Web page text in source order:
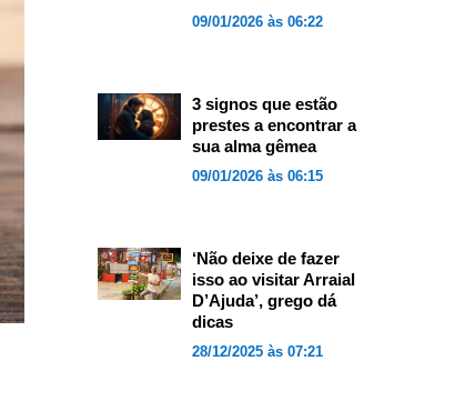
09/01/2026 às 06:22
3 signos que estão
prestes a encontrar a
sua alma gêmea
09/01/2026 às 06:15
‘Não deixe de fazer
isso ao visitar Arraial
D’Ajuda’, grego dá
dicas
28/12/2025 às 07:21